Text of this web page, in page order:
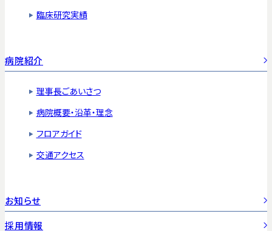
臨床研究実績
病院紹介
理事長ごあいさつ
病院概要・沿革・理念
フロアガイド
交通アクセス
お知らせ
採用情報